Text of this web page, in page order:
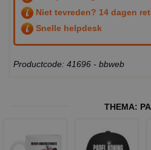
Niet tevreden? 14 dagen
Snelle helpdesk
Productcode: 41696 - bbweb
THEMA: